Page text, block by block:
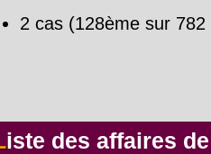
2 cas (128ème sur 782
Liste des affaires